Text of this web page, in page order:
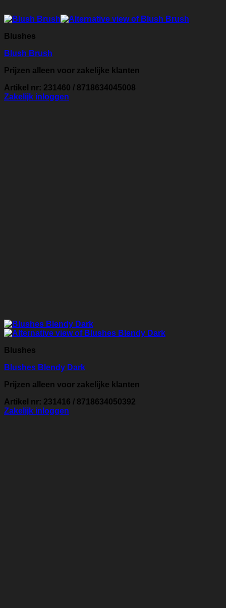
Blushes
Blush Brush
Prijzen alleen voor zakelijke klanten
Artikel nr: 231460 / 8718634045008
Zakelijk inloggen
Blushes
Blushes Blendy Dark
Prijzen alleen voor zakelijke klanten
Artikel nr: 231416 / 8718634050392
Zakelijk inloggen